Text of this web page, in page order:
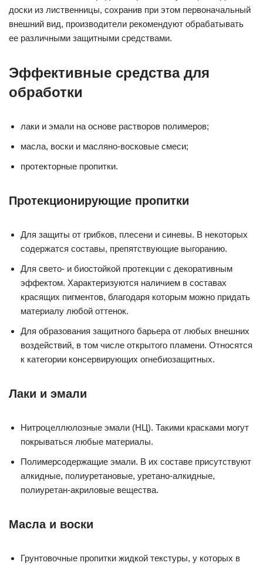
доски из лиственницы, сохранив при этом первоначальный
внешний вид, производители рекомендуют обрабатывать
ее различными защитными средствами.
Эффективные средства для
обработки
лаки и эмали на основе растворов полимеров;
масла, воски и масляно-восковые смеси;
протекторные пропитки.
Протекционирующие пропитки
Для защиты от грибков, плесени и синевы. В некоторых
содержатся составы, препятствующие выгоранию.
Для свето- и биостойкой протекции с декоративным
эффектом. Характеризуются наличием в составах
красящих пигментов, благодаря которым можно придать
материалу любой оттенок.
Для образования защитного барьера от любых внешних
воздействий, в том числе открытого пламени. Относятся
к категории консервирующих огнебиозащитных.
Лаки и эмали
Нитроцеллюлозные эмали (НЦ). Такими красками могут
покрываться любые материалы.
Полимерсодержащие эмали. В их составе присутствуют
алкидные, полиуретановые, уретано-алкидные,
полиуретан-акриловые вещества.
Масла и воски
Грунтовочные пропитки жидкой текстуры, у которых в